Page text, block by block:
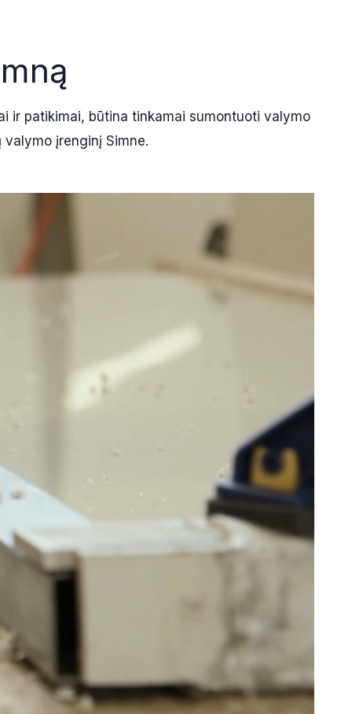
ir patikimai, būtina tinkamai sumontuoti valymo
įrenginį Simne.